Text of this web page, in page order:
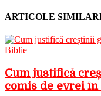
ARTICOLE
Cum justifică
comis de evrei